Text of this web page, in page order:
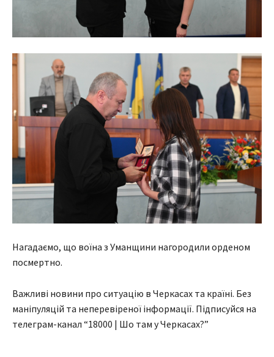
Нагадаємо, що воїна з Уманщини нагородили орденом
посмертно.
Важливі новини про ситуацію в Черкасах та країні. Без
маніпуляцій та неперевіреної інформації. Підписуйся на
телеграм-канал “18000 | Шо там у Черкасах?”